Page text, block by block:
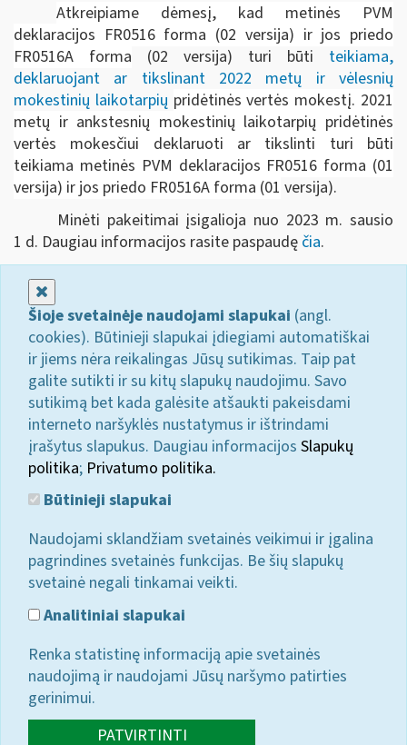
Atkreipiame dėmesį, kad metinės PVM
deklaracijos FR0516 forma (02 versija) ir jos priedo
FR0516A forma (02 versija) turi būti teikiama,
deklaruojant ar tikslinant 2022 metų ir vėlesnių
mokestinių laikotarpių pridėtinės vertės mokestį. 2021
metų ir ankstesnių mokestinių laikotarpių pridėtinės
vertės mokesčiui deklaruoti ar tikslinti turi būti
teikiama metinės PVM deklaracijos FR0516 forma (01
versija) ir jos priedo FR0516A forma (01 versija).
Minėti pakeitimai įsigalioja nuo 2023 m. sausio
1 d. Daugiau informacijos rasite paspaudę čia.
Šioje svetainėje naudojami slapukai (angl.
cookies). Būtinieji slapukai įdiegiami automatiškai
ir jiems nėra reikalingas Jūsų sutikimas. Taip pat
galite sutikti ir su kitų slapukų naudojimu. Savo
sutikimą bet kada galėsite atšaukti pakeisdami
interneto naršyklės nustatymus ir ištrindami
įrašytus slapukus. Daugiau informacijos Slapukų
politika; Privatumo politika.
Būtinieji slapukai
Naudojami sklandžiam svetainės veikimui ir įgalina
pagrindines svetainės funkcijas. Be šių slapukų
svetainė negali tinkamai veikti.
Analitiniai slapukai
Renka statistinę informaciją apie svetainės
naudojimą ir naudojami Jūsų naršymo patirties
gerinimui.
PATVIRTINTI